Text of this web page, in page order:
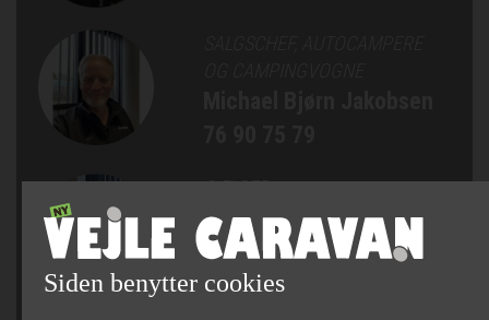
SÆLGER
Jan Bertelsen
75 82 84 22
Siden benytter cookies